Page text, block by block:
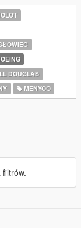
DOUGLAS
MENYOO